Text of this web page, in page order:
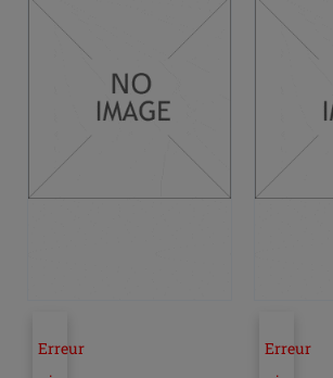
navigation
pour
produit
45621
Erreur
Erreur